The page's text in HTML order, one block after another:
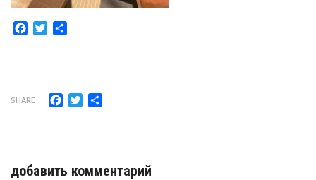
Facebook
Twitter
SHARE Facebook
Twitter
добавить комментарий